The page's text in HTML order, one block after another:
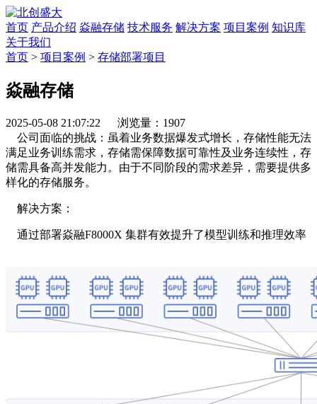
首页 产品介绍 焱融存储 技术服务 解决方案 项目案例 知识库
关于我们
首页 > 项目案例 > 存储部署项目
焱融存储
2025-05-08 21:07:22 浏览量：1907
公司面临的挑战：虽着业务数据爆发式增长，存储性能无法
满足业务训练需求，存储需保障数据可靠性及业务连续性，存
储需具备高并发能力。由于不同阶段的需求差异，需要提供多
样化的存储服务。
解决方案：
通过部署焱融F8000X 集群有效提升了模型训练和推理效率